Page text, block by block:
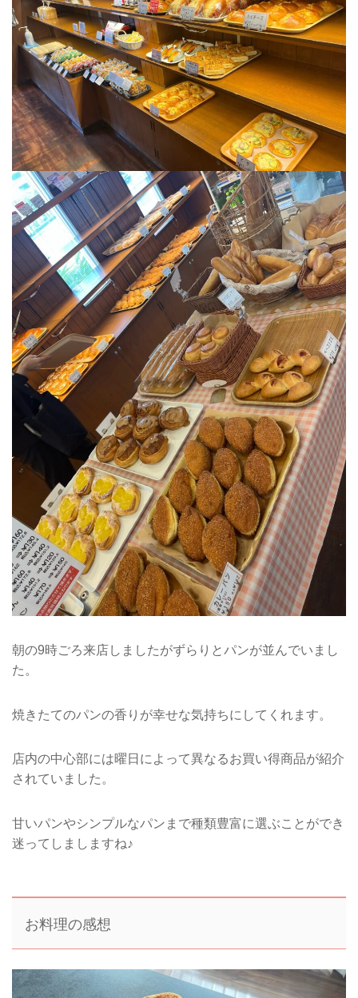
朝の9時ごろ来店しましたがずらりとパンが並んでいまし
た。
焼きたてのパンの香りが幸せな気持ちにしてくれます。
店内の中心部には曜日によって異なるお買い得商品が紹介
されていました。
甘いパンやシンプルなパンまで種類豊富に選ぶことができ
迷ってしましますね♪
お料理の感想